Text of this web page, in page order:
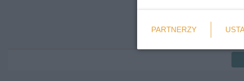
Weryfikacja
Wymagane
PARTNERZY